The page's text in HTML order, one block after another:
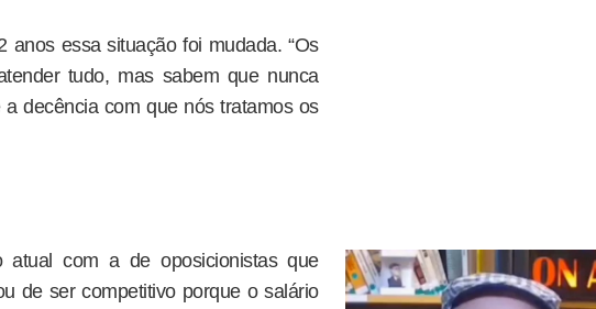
anos essa situação foi mudada. “Os
tudo, mas sabem que nunca
decência com que nós tratamos os
atual com a de oposicionistas que
de ser competitivo porque o salário